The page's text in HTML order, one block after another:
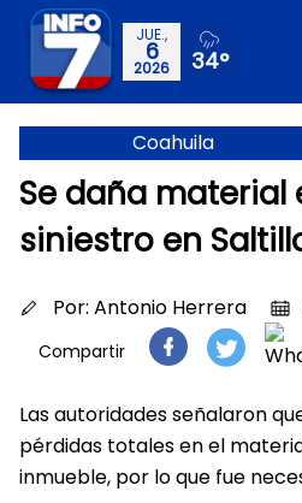
JUE.,
6
2026 34°
Coahuila
Se daña material
siniestro en
Por: Antonio Herrera
Compartir
Las autoridades señalaron
pérdidas totales en el
inmueble, por lo que fue